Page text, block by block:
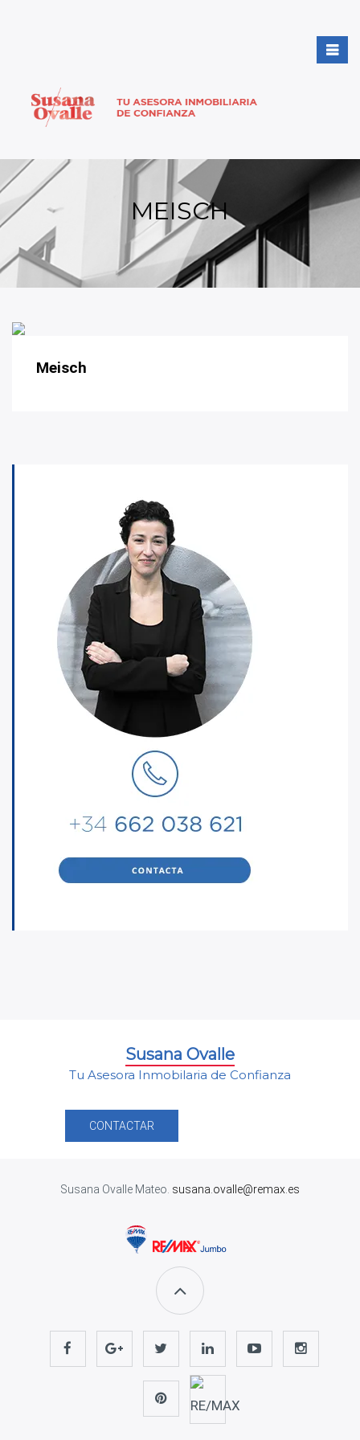
MEISCH
Meisch
Susana Ovalle
Tu Asesora Inmobilaria de Confianza
CONTACTAR
Susana Ovalle Mateo. susana.ovalle@remax.es